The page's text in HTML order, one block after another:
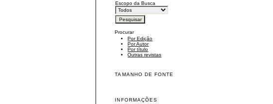
Escopo da Busca
Procurar
Por Edição
Por Autor
Por título
Outras revistas
TAMANHO DE FONTE
INFORMAÇÕES